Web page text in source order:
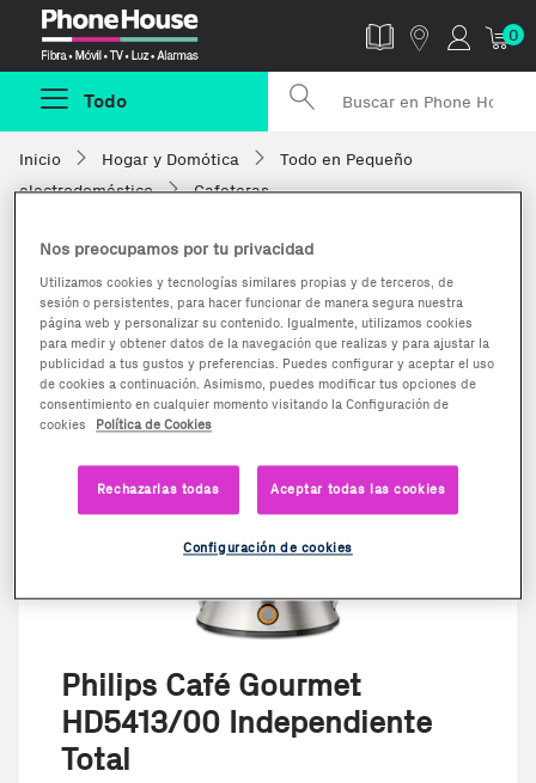
0
Todo
Inicio Hogar y Domótica
Todo en Pequeño
electrodoméstico
Cafeteras
Philips Café Gourmet
HD5413/00 Independiente
Total
Nos preocupamos por tu privacidad
Utilizamos cookies y tecnologías similares propias y de terceros, de
sesión o persistentes, para hacer funcionar de manera segura nuestra
página web y personalizar su contenido. Igualmente, utilizamos cookies
para medir y obtener datos de la navegación que realizas y para ajustar la
publicidad a tus gustos y preferencias. Puedes configurar y aceptar el uso
de cookies a continuación. Asimismo, puedes modificar tus opciones de
consentimiento en cualquier momento visitando la Configuración de
cookies
Política de Cookies
Rechazarlas todas Aceptar todas las cookies
Configuración de cookies